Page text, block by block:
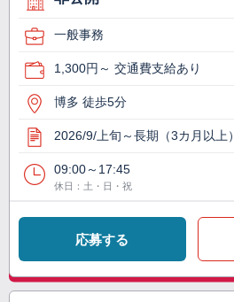
一般事務
1,300円～ 交通費支給あり
博多 徒歩5分
2026/9/上旬～長期（3カ月以上）
09:00～17:45
休日：土・日・祝
応募する